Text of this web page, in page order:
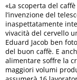
«La scoperta del
l’invenzione del
inaspettatamente
vivacità del cervello
Eduard Jacob ben
del buon caffè. E
alimentare soffre la
maggiori volumi